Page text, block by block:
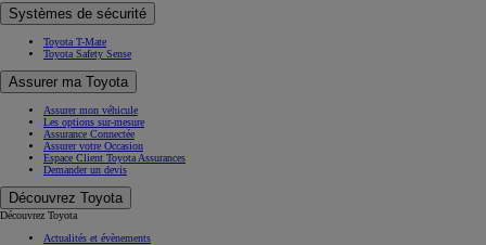
Systèmes de sécurité
Toyota T-Mate
Toyota Safety Sense
Assurer ma Toyota
Assurer mon véhicule
Les options sur-mesure
Assurance Connectée
Assurer votre Occasion
Espace Client Toyota Assurances
Demander un devis
Découvrez Toyota
Découvrez Toyota
Actualités et évènements